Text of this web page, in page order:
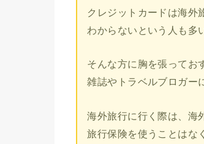
クレジットカードは海外
わからないという人も多
そんな方に胸を張ってお
雑誌やトラベルブロガー
海外旅行に行く際は、海
旅行保険を使うことはな